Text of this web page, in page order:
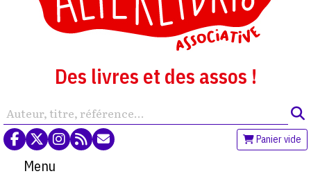
Des livres et des assos !
Panier vide
Menu